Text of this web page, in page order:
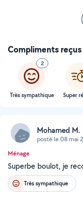
Compliments reçus
2
Très sympathique Super
Mohamed M.
posté le 08 mai
Ménage
Superbe boulot, je
Très sympathique